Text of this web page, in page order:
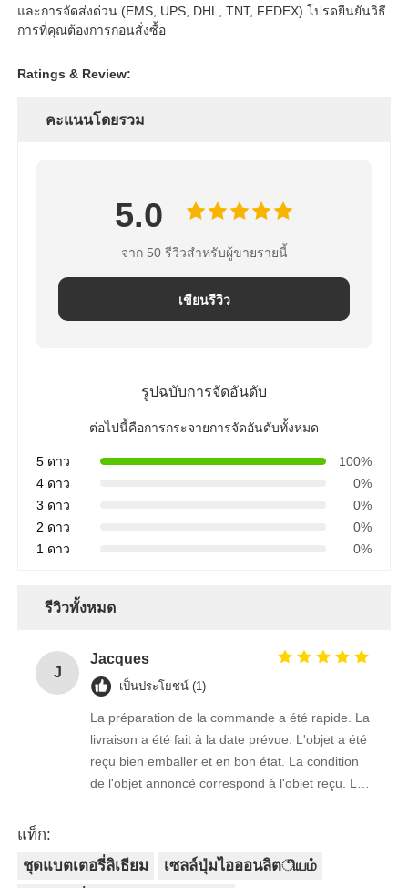
และการจัดส่งด่วน (EMS, UPS, DHL, TNT, FEDEX) โปรดยืนยันวิธี
การที่คุณต้องการก่อนสั่งซื้อ
Ratings & Review:
คะแนนโดยรวม
5.0
จาก 50 รีวิวสำหรับผู้ขายรายนี้
เขียนรีวิว
รูปฉบับการจัดอันดับ
ต่อไปนี้คือการกระจายการจัดอันดับทั้งหมด
5 ดาว
100%
4 ดาว
0%
3 ดาว
0%
2 ดาว
0%
1 ดาว
0%
รีวิวทั้งหมด
J
Jacques
เป็นประโยชน์ (1)
La préparation de la commande a été rapide. La
livraison a été fait à la date prévue. L'objet a été
reçu bien emballer et en bon état. La condition
de l'objet annoncé correspond à l'objet reçu. Le
แท็ก:
ชุดแบตเตอรี่ลิเธียม
เซลล์ปุ่มไอออนลิตியம்